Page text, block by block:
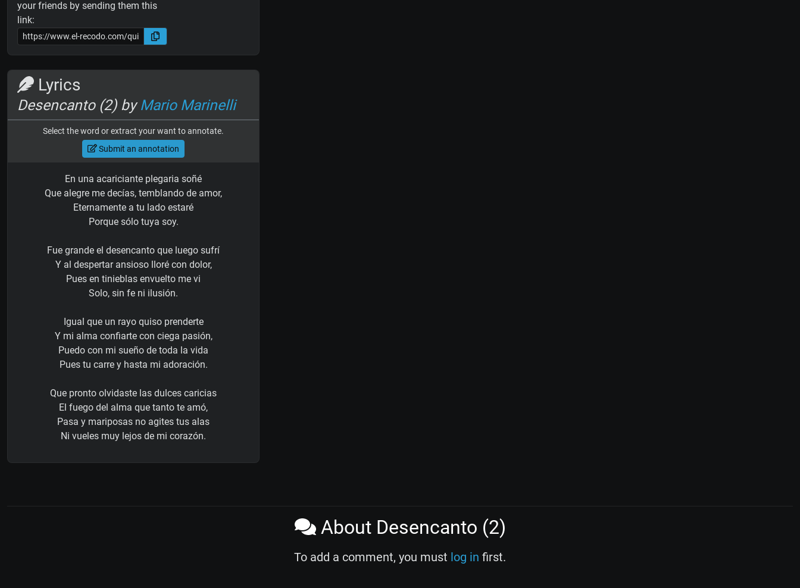
your friends by sending them this
link:
Lyrics
Desencanto (2) byMario Marinelli
Select the word or extract your want to annotate.
Submit an annotation
En una acariciante plegaria soñé
Que alegre me decías, temblando de amor,
Eternamente a tu lado estaré
Porque sólo tuya soy.
Fue grande el desencanto que luego sufrí
Y al despertar ansioso lloré con dolor,
Pues en tinieblas envuelto me vi
Solo, sin fe ni ilusión.
Igual que un rayo quiso prenderte
Y mi alma confiarte con ciega pasión,
Puedo con mi sueño de toda la vida
Pues tu carre y hasta mi adoración.
Que pronto olvidaste las dulces caricias
El fuego del alma que tanto te amó,
Pasa y mariposas no agites tus alas
Ni vueles muy lejos de mi corazón.
About Desencanto (2)
To add a comment, you must log in first.